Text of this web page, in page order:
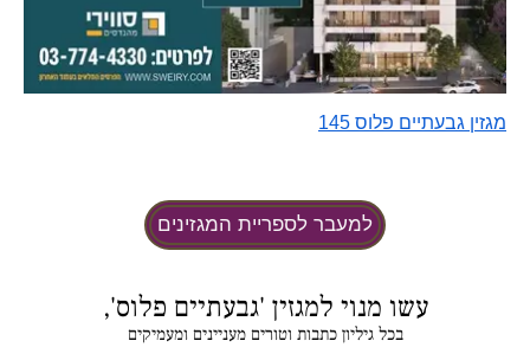
מגזין גבעתיים פלוס 145
למעבר לספריית המגזינים
עשו מנוי למגזין 'גבעתיים פלוס',
בכל גיליון כתבות וטורים מעניינים ומעמיקים